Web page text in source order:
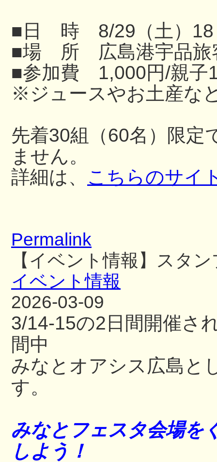
■日 時 8/29（土）18
■場 所 広島港宇品旅
■参加費 1,000円/親子
※ジュースやお土産な
先着30組（60名）限定
ません。
詳細は、 こちらのサイ
Permalink
【イベント情報】スタ
イベント情報
2026-03-09
3/14-15の2日間開催さ
間中
みなとオアシス広島と
す。
みなとフェスタ会場を
しよう！